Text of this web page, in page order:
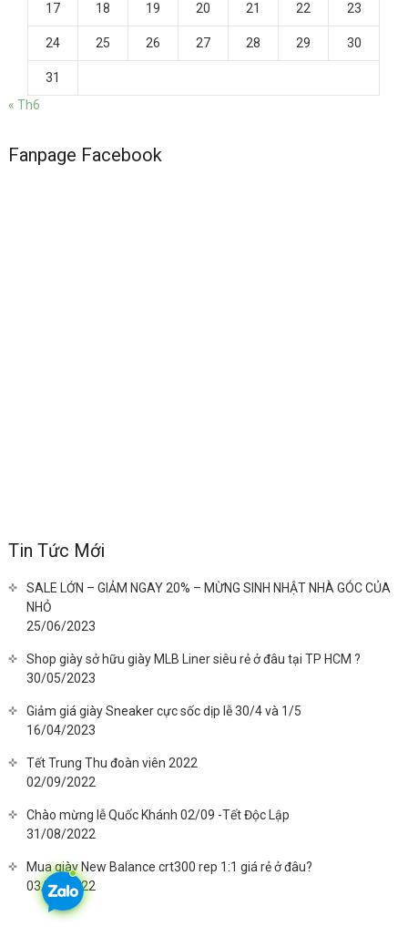
17 18 19 20 21 22 23
24 25 26 27 28 29 30
31
« Th6
Fanpage Facebook
Tin Tức Mới
SALE LỚN – GIẢM NGAY 20% – MỪNG SINH NHẬT NHÀ GÓC CỦA
NHỎ
25/06/2023
Shop giày sở hữu giày MLB Liner siêu rẻ ở đâu tại TP HCM ?
30/05/2023
Giảm giá giày Sneaker cực sốc dịp lễ 30/4 và 1/5
16/04/2023
Tết Trung Thu đoàn viên 2022
02/09/2022
Chào mừng lễ Quốc Khánh 02/09 -Tết Độc Lập
31/08/2022
Mua giày New Balance crt300 rep 1:1 giá rẻ ở đâu?
03/08/2022